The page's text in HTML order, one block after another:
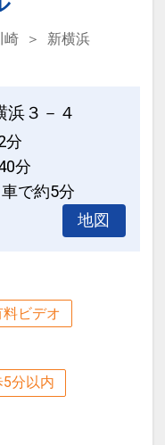
崎
新横浜
浜３－４
分
分
で約5分
地図
料ビデオ
分以内